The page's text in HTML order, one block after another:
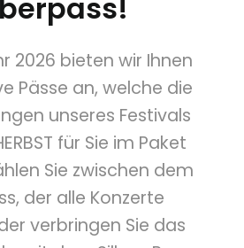
2026 bieten wir Ihnen
Pässe an, welche die
unseres Festivals
für Sie im Paket
Sie zwischen dem
der alle Konzerte
verbringen Sie das